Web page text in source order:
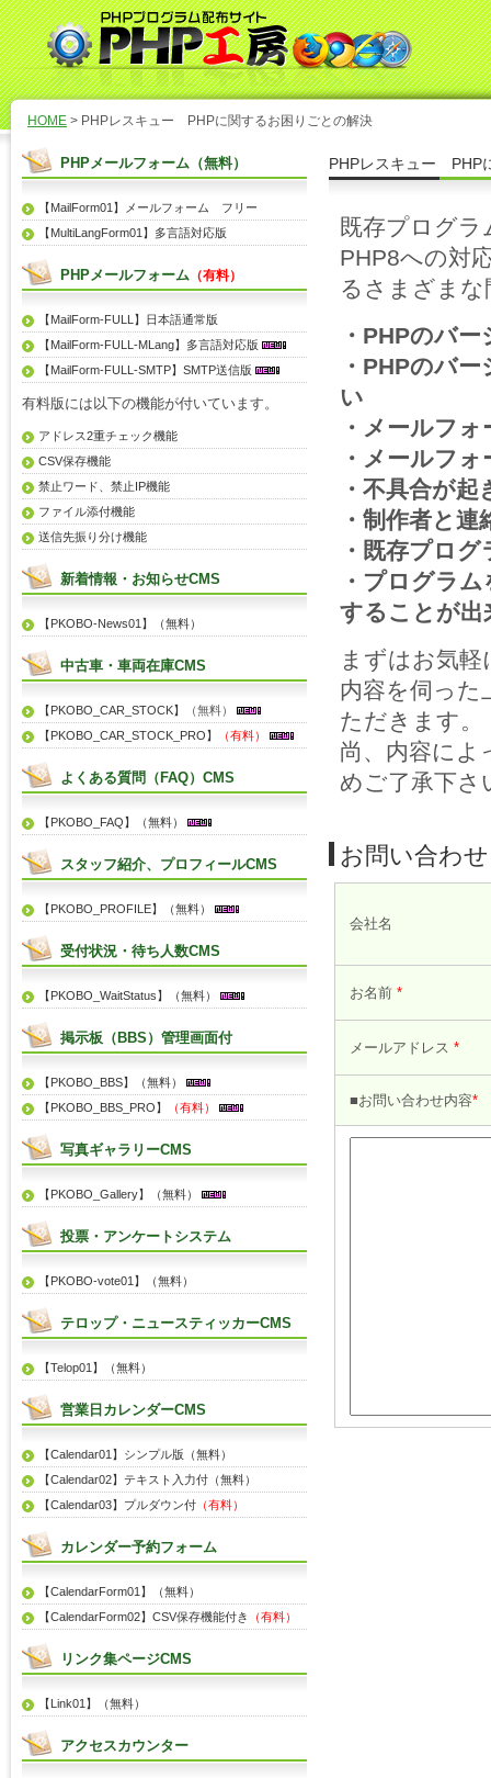
HOME > PHPレスキュー PHPに関するお困りごとの解決
PHPレスキュー PHP
既存プログ
PHP8への対
るさまざまな
・PHPのバ
・PHPのバ
い
・メールフ
・メールフ
・不具合が
・制作者と
・既存プロ
・プログラ
することが
まずはお気
内容を伺った
ただきます。
尚、内容によ
めご了承下さ
お問い合わ
会社名
お名前 *
メールアドレス *
■お問い合わせ内容*
PHPメールフォーム（無料）
【MailForm01】メールフォーム フリー
【MultiLangForm01】多言語対応版
PHPメールフォーム （有料）
【MailForm-FULL】日本語通常版
【MailForm-FULL-MLang】多言語対応版
【MailForm-FULL-SMTP】SMTP送信版
有料版には以下の機能が付いています。
アドレス2重チェック機能
CSV保存機能
禁止ワード、禁止IP機能
ファイル添付機能
送信先振り分け機能
新着情報・お知らせCMS
【PKOBO-News01】（無料）
中古車・車両在庫CMS
【PKOBO_CAR_STOCK】
（無料）
【PKOBO_CAR_STOCK_PRO】
（有料）
よくある質問（FAQ）CMS
【PKOBO_FAQ】（無料）
スタッフ紹介、プロフィールCMS
【PKOBO_PROFILE】（無料）
受付状況・待ち人数CMS
【PKOBO_WaitStatus】（無料）
掲示板（BBS）管理画面付
【PKOBO_BBS】（無料）
【PKOBO_BBS_PRO】
（有料）
写真ギャラリーCMS
【PKOBO_Gallery】（無料）
投票・アンケートシステム
【PKOBO-vote01】（無料）
テロップ・ニュースティッカーCMS
【Telop01】（無料）
営業日カレンダーCMS
【Calendar01】シンプル版（無料）
【Calendar02】テキスト入力付（無料）
【Calendar03】プルダウン付 （有料）
カレンダー予約フォーム
【CalendarForm01】（無料）
【CalendarForm02】CSV保存機能付き
（有料）
リンク集ページCMS
【Link01】（無料）
アクセスカウンター